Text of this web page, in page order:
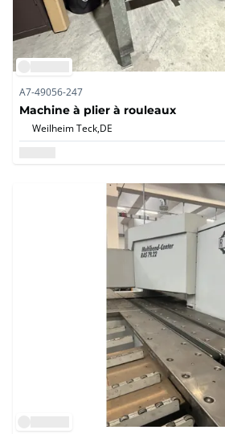
A7-49056-247
Machine à plier à rouleaux
Weilheim Teck,DE